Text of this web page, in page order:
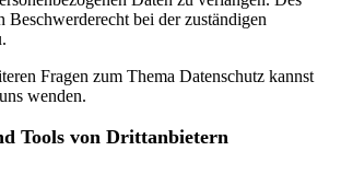
Beschwerderecht bei der zuständigen
Fragen zum Thema Datenschutz kannst
wenden.
Tools von Dritt­anbietern